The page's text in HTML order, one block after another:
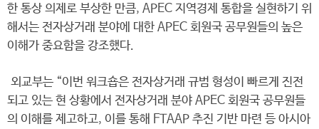
한 통상 의제로 부상한 만큼, APEC 지역경제 통합을 실현하기 위
해서는 전자상거래 분야에 대한 APEC 회원국 공무원들의 높은
이해가 중요함을 강조했다.
외교부는 “이번 워크숍은 전자상거래 규범 형성이 빠르게 진전
되고 있는 현 상황에서 전자상거래 분야 APEC 회원국 공무원들
의 이해를 제고하고, 이를 통해 FTAAP 추진 기반 마련 등 아시아